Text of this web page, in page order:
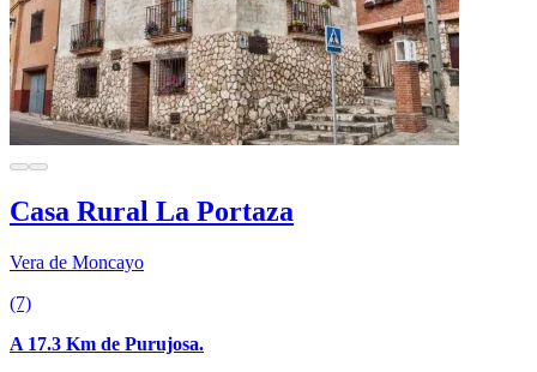
Casa Rural La Portaza
Vera de Moncayo
(7)
A 17.3 Km de Purujosa.